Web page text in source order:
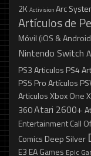
2K Activision Arc
Artículos de
Móvil (iOS &
Nintendo Switch
PS3Articulos PS4
PS5 ProArtículos
Articulos Xbox One X
360Atari 2600+
EntertainmentCall
Comics Deep Silver
E3 EA Games Epic